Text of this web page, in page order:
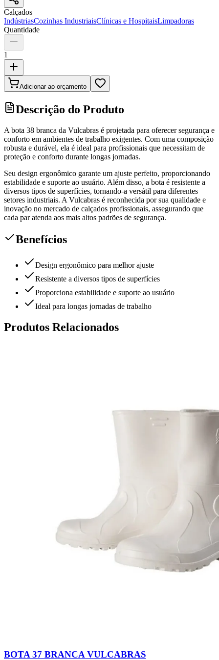
Calçados
IndústriasCozinhas IndustriaisClínicas e HospitaisLimpadoras
Quantidade
1
Adicionar ao orçamento
Descrição do Produto
A bota 38 branca da Vulcabras é projetada para oferecer segurança e
conforto em ambientes de trabalho exigentes. Com uma composição
robusta e durável, ela é ideal para profissionais que necessitam de
proteção e conforto durante longas jornadas.
Seu design ergonômico garante um ajuste perfeito, proporcionando
estabilidade e suporte ao usuário. Além disso, a bota é resistente a
diversos tipos de superfícies, tornando-a versátil para diferentes
setores industriais. A Vulcabras é reconhecida por sua qualidade e
inovação no mercado de calçados profissionais, assegurando que
cada par atenda aos mais altos padrões de segurança.
Benefícios
Design ergonômico para melhor ajuste
Resistente a diversos tipos de superfícies
Proporciona estabilidade e suporte ao usuário
Ideal para longas jornadas de trabalho
Produtos Relacionados
BOTA 37 BRANCA VULCABRAS